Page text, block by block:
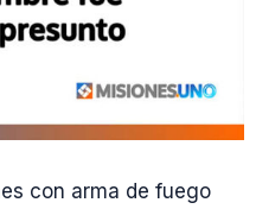
con arma de fuego